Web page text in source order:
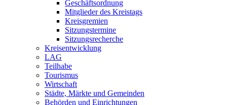
Geschäftsordnung
Mitglieder des Kreistags
Kreisgremien
Sitzungstermine
Sitzungsrecherche
Kreisentwicklung
LAG
Teilhabe
Tourismus
Wirtschaft
Städte, Märkte und Gemeinden
Behörden und Einrichtungen